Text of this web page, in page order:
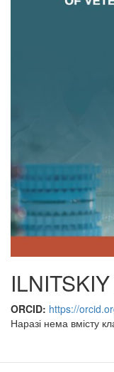
ORCID: https://
Наразі нема вмісту